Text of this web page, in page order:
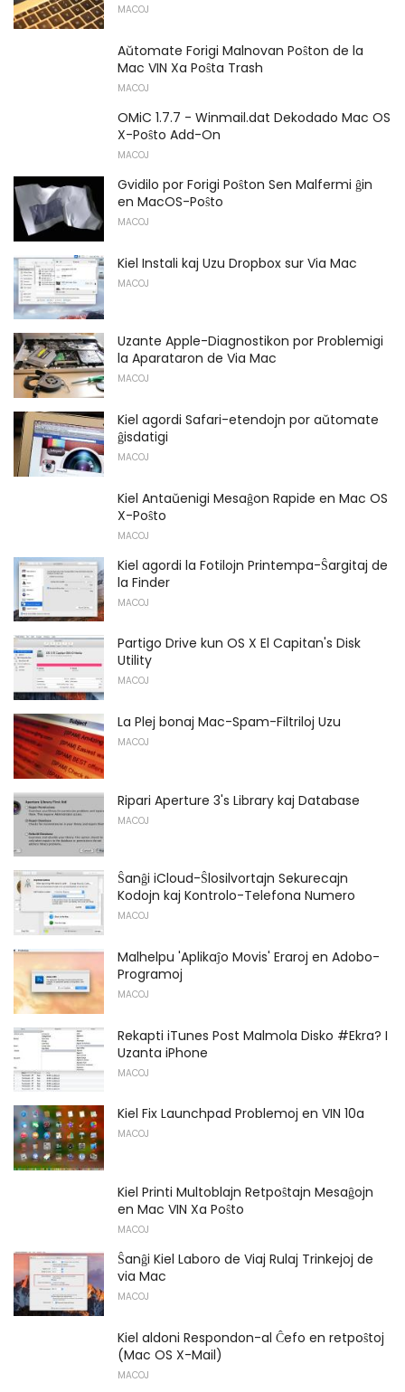
MACOJ
Aŭtomate Forigi Malnovan Poŝton de la
Mac VIN Xa Poŝta Trash
MACOJ
OMiC 1.7.7 - Winmail.dat Dekodado Mac OS
X-Poŝto Add-On
MACOJ
Gvidilo por Forigi Poŝton Sen Malfermi ĝin
en MacOS-Poŝto
MACOJ
Kiel Instali kaj Uzu Dropbox sur Via Mac
MACOJ
Uzante Apple-Diagnostikon por Problemigi
la Aparataron de Via Mac
MACOJ
Kiel agordi Safari-etendojn por aŭtomate
ĝisdatigi
MACOJ
Kiel Antaŭenigi Mesaĝon Rapide en Mac OS
X-Poŝto
MACOJ
Kiel agordi la Fotilojn Printempa-Ŝargitaj de
la Finder
MACOJ
Partigo Drive kun OS X El Capitan's Disk
Utility
MACOJ
La Plej bonaj Mac-Spam-Filtriloj Uzu
MACOJ
Ripari Aperture 3's Library kaj Database
MACOJ
Ŝanĝi iCloud-Ŝlosilvortajn Sekurecajn
Kodojn kaj Kontrolo-Telefona Numero
MACOJ
Malhelpu 'Aplikaĵo Movis' Eraroj en Adobo-
Programoj
MACOJ
Rekapti iTunes Post Malmola Disko #Ekra? I
Uzanta iPhone
MACOJ
Kiel Fix Launchpad Problemoj en VIN 10a
MACOJ
Kiel Printi Multoblajn Retpoŝtajn Mesaĝojn
en Mac VIN Xa Poŝto
MACOJ
Ŝanĝi Kiel Laboro de Viaj Rulaj Trinkejoj de
via Mac
MACOJ
Kiel aldoni Respondon-al Ĉefo en retpoŝtoj
(Mac OS X-Mail)
MACOJ